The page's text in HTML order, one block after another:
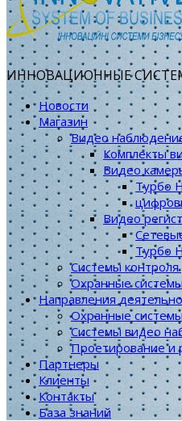
ИННОВАЦИОННЫЕ
Новости
Магазин
Видео
Комплекты
Видео
Турбо
Видео
Турбо
Системы контроля
Охранные системы
Направления
Охранные системы
Системы видео
Проетирование и
Партнеры
Клиенты
Контакты
База знаний